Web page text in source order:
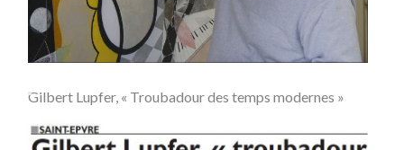
Gilbert Lupfer, « Troubadour des temps modernes »